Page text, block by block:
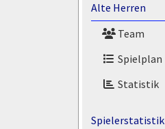
Alte Herren
Team
Spielplan
Statistik
Spielerstatistik